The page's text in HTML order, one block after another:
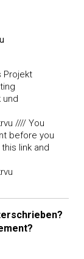
Projekt
und
//// You
before you
link and